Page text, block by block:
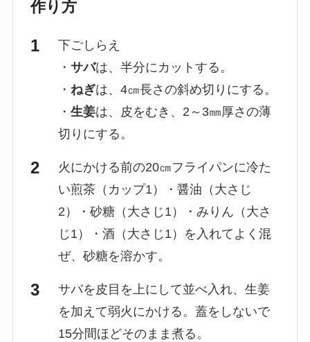
作り方
下ごしらえ
・ サバは、半分にカットする。
・ ねぎは、4㎝長さの斜め切りにする。
・ 生姜は、皮をむき、2～3㎜厚さの薄
切りにする。
火にかける前の20㎝フライパンに冷た
い煎茶（カップ1）・醤油（大さじ
2）・砂糖（大さじ1）・みりん（大さ
じ1）・酒（大さじ1）を入れてよく混
ぜ、砂糖を溶かす。
サバを皮目を上にして並べ入れ、生姜
を加えて弱火にかける。蓋をしないで
15分間ほどそのまま煮る。